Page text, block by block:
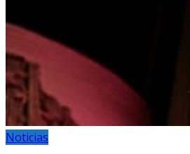
Noticias